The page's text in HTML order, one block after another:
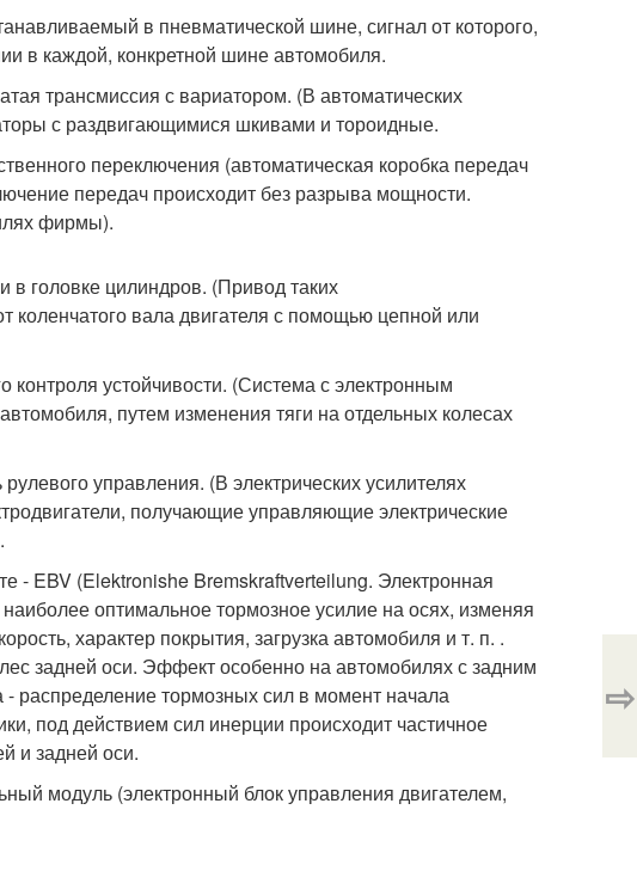
в пневматической шине, сигнал от которого,
в каждой, конкретной шине автомобиля.
трансмиссия с вариатором. (В автоматических
с раздвигающимися шкивами и тороидные.
переключения (автоматическая коробка передач
передач происходит без разрыва мощности.
фирмы).
головке цилиндров. (Привод таких
коленчатого вала двигателя с помощью цепной или
устойчивости. (Система с электронным
путем изменения тяги на отдельных колесах
управления. (В электрических усилителях
получающие управляющие электрические
- EBV (Elektronishe Bremskraftverteilung. Электронная
оптимальное тормозное усилие на осях, изменяя
характер покрытия, загрузка автомобиля и т. п. .
задней оси. Эффект особенно на автомобилях с задним
распределение тормозных сил в момент начала
под действием сил инерции происходит частичное
и задней оси.
модуль (электронный блок управления двигателем,
⇨